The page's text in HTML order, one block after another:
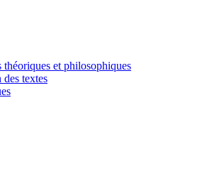
théoriques et philosophiques
des textes